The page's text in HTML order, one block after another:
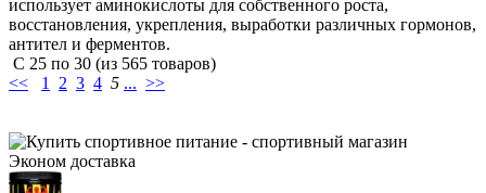
использует аминокислоты для собственного роста,
восстановления, укрепления, выработки различных гормонов,
антител и ферментов.
С 25 по 30 (из 565 товаров)
<<
1 2 3 4 5 ... >>
Эконом доставка